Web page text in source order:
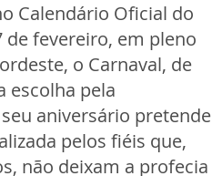
Calendário Oficial do
de fevereiro, em pleno
o Carnaval, de
escolha pela
aniversário pretende
pelos fiéis que,
não deixam a profecia